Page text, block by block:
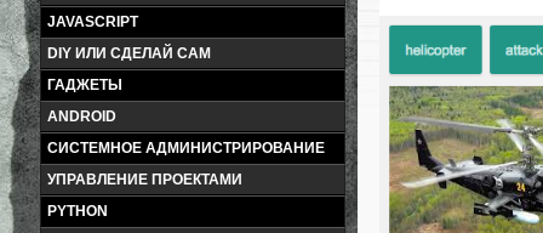
JAVASCRIPT
DIY ИЛИ СДЕЛАЙ САМ
ГАДЖЕТЫ
ANDROID
СИСТЕМНОЕ АДМИНИСТРИРОВАНИЕ
УПРАВЛЕНИЕ ПРОЕКТАМИ
PYTHON